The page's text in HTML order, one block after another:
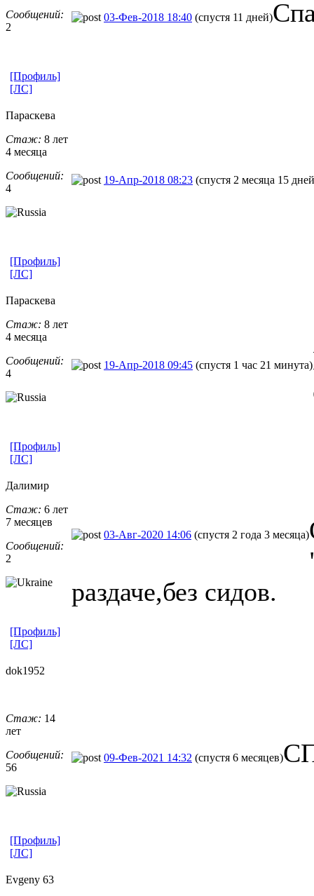
Сообщений:
2
03-Фев-2018 18:40 (спустя 11 дней)
[Профиль]
[ЛС]
Параскева
Стаж: 8 лет
4 месяца
Сообщений:
4
19-Апр-2018 08:23 (спустя 2 месяца 15
[Профиль]
[ЛС]
Параскева
Стаж: 8 лет
4 месяца
Сообщений:
4
19-Апр-2018 09:45 (спустя 1 час 21 минута)
[Профиль]
[ЛС]
Далимир
Стаж: 6 лет
7 месяцев
Сообщений:
2
03-Авг-2020 14:06 (спустя 2 года 3 месяца)
раздаче,без сидов.
[Профиль]
[ЛС]
dok1952
Стаж: 14
лет
Сообщений:
56
09-Фев-2021 14:32 (спустя 6 месяцев)
[Профиль]
[ЛС]
Evgeny 63